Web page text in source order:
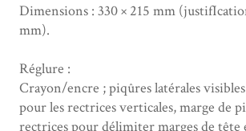
Dimensions : 330 × 215 mm
mm).
Réglure :
Crayon/encre ; piqûres latérales
pour les rectrices verticales, marge de
rectrices pour délimiter marges de tête